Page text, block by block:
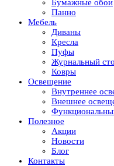
Бумажные обои
Панно
Мебель
Диваны
Кресла
Пуфы
Журнальный
Ковры
Освещение
Внутреннее
Внешнее
Полезное
Акции
Новости
Блог
Контакты